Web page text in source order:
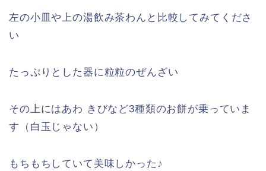
左の小皿や上の湯飲み茶わんと比較してみてくださ
い
たっぷりとした器に粒粒のぜんざい
その上にはあわ きびなど3種類のお餅が乗っていま
す （白玉じゃない）
もちもちしていて美味しかった♪